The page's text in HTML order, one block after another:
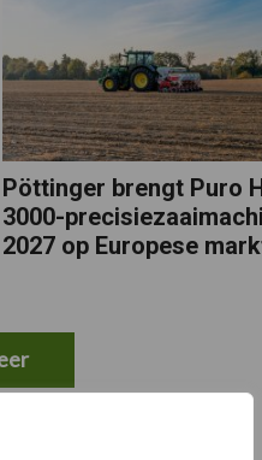
Pöttinger brengt Puro
3000-
2027 op Europese